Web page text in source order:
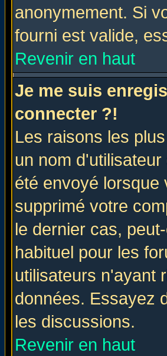
anonymement. Si
fourni est valide,
Revenir en haut
Je me suis
connecter ?!
Les raisons les
un nom
été envoyé lorsque
supprimé votre
le dernier cas,
habituel pour les
utilisateurs n'ayant
données. Essayez
les discussions.
Revenir en haut